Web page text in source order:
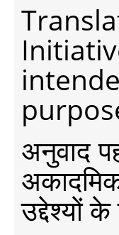
अनुवाद
उद्देश्यों